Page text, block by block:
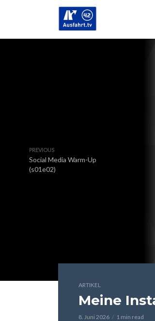
PREVIOUS
Social Media Warm-Up
(s01e02)
ARTIKEL
Meine
8. Juni 2026 1 min read